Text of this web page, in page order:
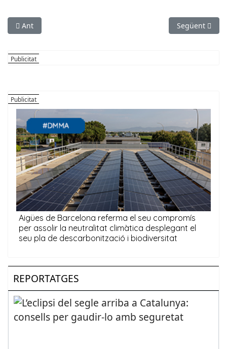
Article anterior: ESPORTS (FUTBOL, TERCERA DIVISIÓ): El
Ant Article
Següent
REPORTATGES